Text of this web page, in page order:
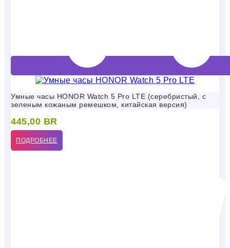
Умные часы HONOR Watch 5 Pro LTE (серебристый, с
зеленым кожаным ремешком, китайская версия)
445,00 BR
ПОДРОБНЕЕ